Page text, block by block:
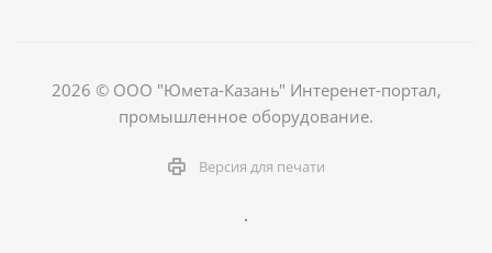
2026 © ООО "Юмета-Казань" Интеренет-портал,
промышленное оборудование.
Версия для печати
.